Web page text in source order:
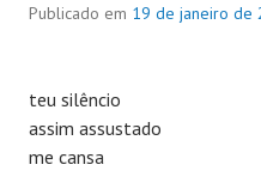
Publicado em 19 de janeiro de
teu silêncio
assim assustado
me cansa